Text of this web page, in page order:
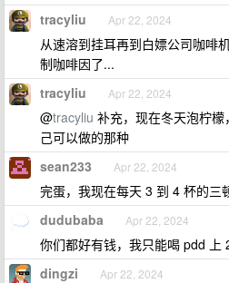
tracyliu Apr 22, 2024
从速溶到挂耳再到白嫖公司咖啡
制咖啡因了...
tracyliu Apr 22, 2024
@tracyliu 补充，现在冬天泡柠
己可以做的那种
sean233 Apr 22, 2024
完蛋，我现在每天 3 到 4 杯的三
dudubaba Apr 22, 2024
你们都好有钱，我只能喝 pdd 上
dingzi Apr 22, 2024